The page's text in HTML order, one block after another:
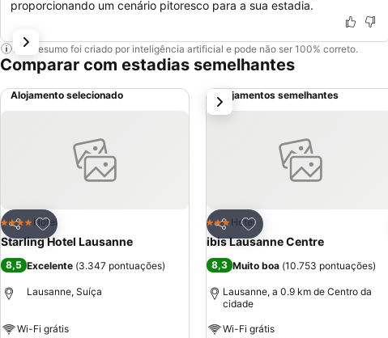
proporcionando um cenário pitoresco para a sua estadia.
Este resumo foi criado por inteligência artificial e pode não ser 100% correto.
Comparar com estadias semelhantes
Alojamento selecionado
Partilhar
Adicionar aos favoritos
4 EstrelasHotel
Starling Hotel Lausanne
8,5 Excelente (3.347 pontuações)
Lausanne, Suíça
Wi-Fi grátis
Alojamentos semelhantes
Partilhar
Adicionar aos favoritos
3 Estrelas
Hotel
ibis Lausanne Centre
8,3 Muito boa (10.753 pontuações)
Lausanne, a 0.9 km de Centro da
cidade
Wi-Fi grátis
próximo